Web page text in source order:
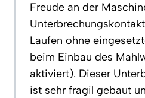
Freude an der
Laufen ohne
beim Einbau des
aktiviert). Dieser
ist sehr fragil gebaut